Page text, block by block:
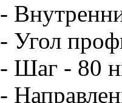
-
- Угол
- Шаг - 80
-